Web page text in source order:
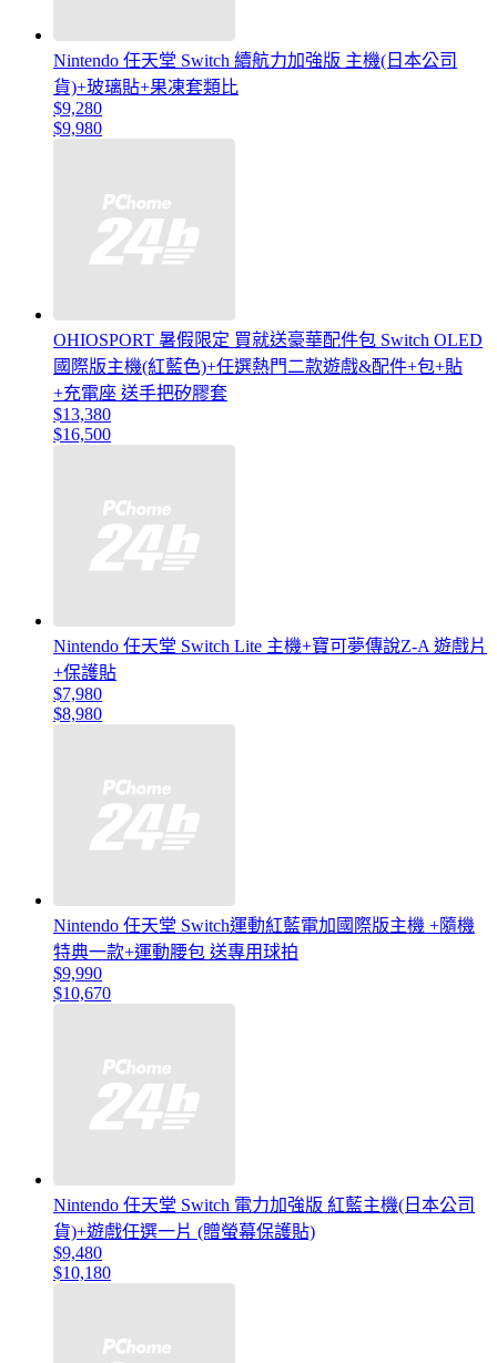
Nintendo 任天堂 Switch 續航力加強版 主機(日本公司
貨)+玻璃貼+果凍套類比
$9,280
$9,980
OHIOSPORT 暑假限定 買就送豪華配件包 Switch OLED
國際版主機(紅藍色)+任選熱門二款遊戲&配件+包+貼
+充電座 送手把矽膠套
$13,380
$16,500
Nintendo 任天堂 Switch Lite 主機+寶可夢傳說Z-A 遊戲片
+保護貼
$7,980
$8,980
Nintendo 任天堂 Switch運動紅藍電加國際版主機 +隨機
特典一款+運動腰包 送專用球拍
$9,990
$10,670
Nintendo 任天堂 Switch 電力加強版 紅藍主機(日本公司
貨)+遊戲任選一片 (贈螢幕保護貼)
$9,480
$10,180